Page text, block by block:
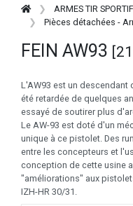
ARMES TIR SPORTIF
Pièces détachées -
FEIN AW93
L'AW93 est un descendant
été retardée de quelques
essayé de soutirer plus
Le AW-93 est doté d'un
unique à ce pistolet. Des
entre les concepteurs et
conception de cette usine
"améliorations" aux
IZH-HR 30/31.